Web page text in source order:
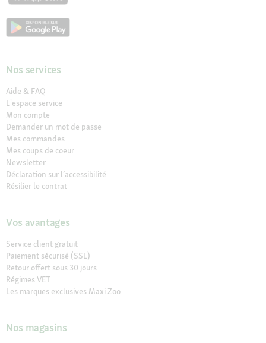
Nos services
Aide & FAQ
L'espace service
Mon compte
Demander un mot de passe
Mes commandes
Mes coups de coeur
Newsletter
Déclaration sur l’accessibilité
Résilier le contrat
Vos avantages
Service client gratuit
Paiement sécurisé (SSL)
Retour offert sous 30 jours
Régimes VET
Les marques exclusives Maxi Zoo
Nos magasins